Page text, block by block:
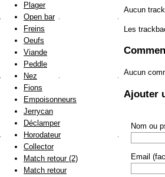
Aucun
Les
Aucun
Ajouter
Nom ou
Email
Plager
Open bar
Freins
Oeufs
Viande
Peddle
Nez
Fions
Empoisonneurs
Jerrycan
Déclamper
Horodateur
Collector
Match retour (2)
Match retour